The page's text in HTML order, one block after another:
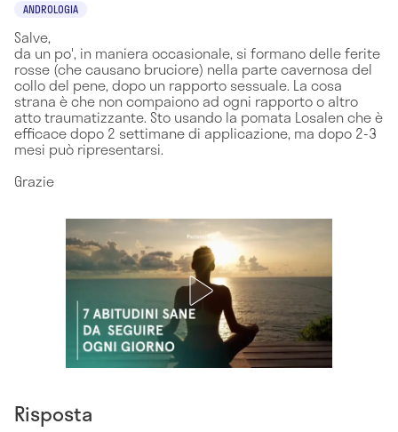
ANDROLOGIA
Salve,
da un po', in maniera occasionale, si formano delle ferite
rosse (che causano bruciore) nella parte cavernosa del
collo del pene, dopo un rapporto sessuale. La cosa
strana è che non compaiono ad ogni rapporto o altro
atto traumatizzante. Sto usando la pomata Losalen che è
efficace dopo 2 settimane di applicazione, ma dopo 2-3
mesi può ripresentarsi.
Grazie
Risposta